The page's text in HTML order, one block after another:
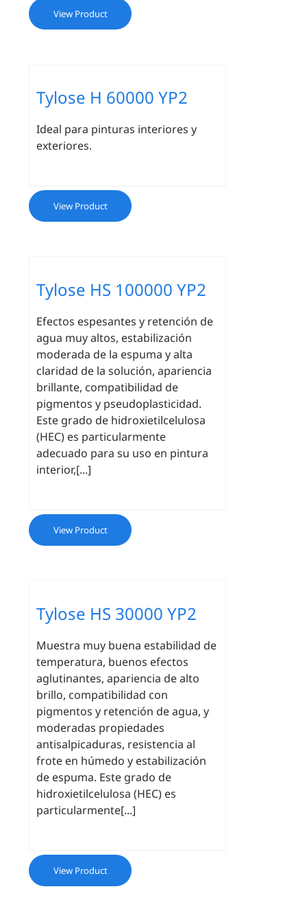
View Product
Tylose H 60000 YP2
Ideal para pinturas interiores y
exteriores.
View Product
Tylose HS 100000 YP2
Efectos espesantes y retención de
agua muy altos, estabilización
moderada de la espuma y alta
claridad de la solución, apariencia
brillante, compatibilidad de
pigmentos y pseudoplasticidad.
Este grado de hidroxietilcelulosa
(HEC) es particularmente
adecuado para su uso en pintura
interior,[...]
View Product
Tylose HS 30000 YP2
Muestra muy buena estabilidad de
temperatura, buenos efectos
aglutinantes, apariencia de alto
brillo, compatibilidad con
pigmentos y retención de agua, y
moderadas propiedades
antisalpicaduras, resistencia al
frote en húmedo y estabilización
de espuma. Este grado de
hidroxietilcelulosa (HEC) es
particularmente[...]
View Product